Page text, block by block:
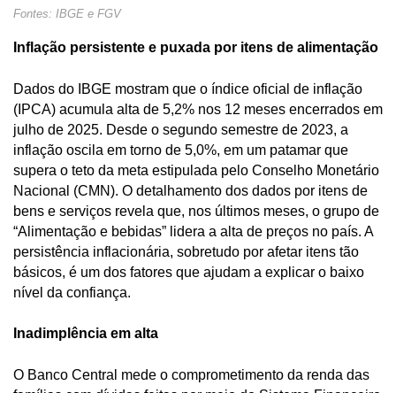
Fontes: IBGE e FGV
Inflação persistente e puxada por itens de alimentação
Dados do IBGE mostram que o índice oficial de inflação
(IPCA) acumula alta de 5,2% nos 12 meses encerrados em
julho de 2025. Desde o segundo semestre de 2023, a
inflação oscila em torno de 5,0%, em um patamar que
supera o teto da meta estipulada pelo Conselho Monetário
Nacional (CMN). O detalhamento dos dados por itens de
bens e serviços revela que, nos últimos meses, o grupo de
“Alimentação e bebidas” lidera a alta de preços no país. A
persistência inflacionária, sobretudo por afetar itens tão
básicos, é um dos fatores que ajudam a explicar o baixo
nível da confiança.
Inadimplência em alta
O Banco Central mede o comprometimento da renda das